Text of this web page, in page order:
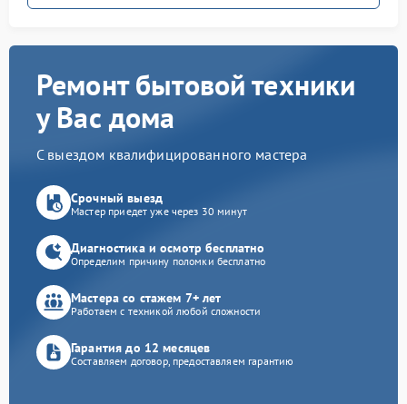
Ремонт бытовой техники
у Вас дома
С выездом квалифицированного мастера
Срочный выезд
Мастер приедет уже через 30 минут
Диагностика и осмотр бесплатно
Определим причину поломки бесплатно
Мастера со стажем 7+ лет
Работаем с техникой любой сложности
Гарантия до 12 месяцев
Составляем договор, предоставляем гарантию